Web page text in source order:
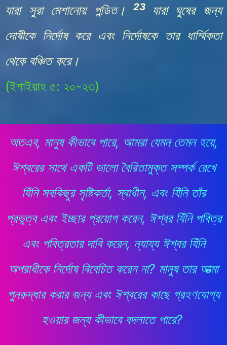
যারা সুরা মেশানোয় পন্ডিত।23
যারা ঘুষের জন্য
দোষীকে নির্দোষ করে এবং নির্দোষকে তার ধার্ম্মিকতা
থেকে বঞ্চিত করে।
(ইশাইয়াহ ৫: ২০-২৩)
অতএব, মানুষ কীভাবে পারে, আমরা যেমন তেমন হয়ে,
ঈশ্বরের সাথে একটি ভালো বৈরিতামুক্ত সম্পর্ক রেখে
যিঁনি সবকিছুর সৃষ্টিকর্তা, স্বাধীন, এবং যিঁনি তাঁর
প্রভুত্ব এবং ইচ্ছার প্রয়োগ করেন, ঈশ্বর যিঁনি পবিত্র
এবং পবিত্রতার দাবি করেন, ন্যায্য ঈশ্বর যিঁনি
অপরাধীকে নির্দোষ বিবেচিত করেন না? মানুষ তার আত্মা
পুনরুদ্ধার করার জন্য এবং ঈশ্বরের কাছে গ্রহণযোগ্য
হওয়ার জন্য কীভাবে বদলাতে পারে?